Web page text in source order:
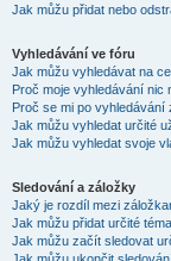
Jak můžu přidat nebo
Vyhledávání ve fóru
Jak můžu vyhledávat na
Proč moje vyhledávání nic
Proč se mi po
Jak můžu vyhledat určité
Jak můžu vyhledat svoje
Sledování a záložky
Jaký je rozdíl mezi
Jak můžu přidat určité
Jak můžu začít sledovat